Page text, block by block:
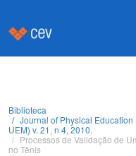
Biblioteca
Journal of Physical
UEM) v. 21, n 4, 2010.
Processos de Validação de
no Tênis